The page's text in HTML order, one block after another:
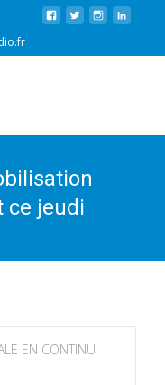
ce jeudi
EN CONTINU